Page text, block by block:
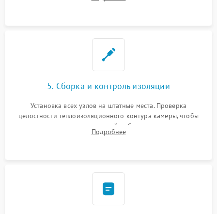
выгоревших реле, восстановление контактов и замена
5. Сборка и контроль изоляции
Установка всех узлов на штатные места. Проверка
целостности теплоизоляционного контура камеры, чтобы
исключить перегрев кухонной мебели и потерю тепла.
Надежная фиксация клемм и сборка корпуса шкафа.
Подробнее